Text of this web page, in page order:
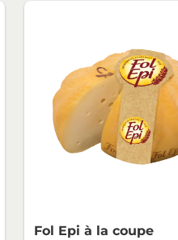
Fol Epi à la coupe